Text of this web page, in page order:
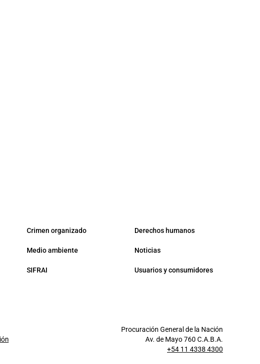
Crimen organizado Derechos humanos
Medio ambiente Noticias
SIFRAI Usuarios y consumidores
Procuración General de la Nación
Av. de Mayo 760 C.A.B.A.
+54 11 4338 4300